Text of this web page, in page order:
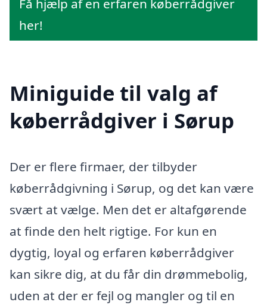
Få hjælp af en erfaren køberrådgiver
her!
Miniguide til valg af
køberrådgiver i Sørup
Der er flere firmaer, der tilbyder
køberrådgivning i Sørup, og det kan være
svært at vælge. Men det er altafgørende
at finde den helt rigtige. For kun en
dygtig, loyal og erfaren køberrådgiver
kan sikre dig, at du får din drømmebolig,
uden at der er fejl og mangler og til en